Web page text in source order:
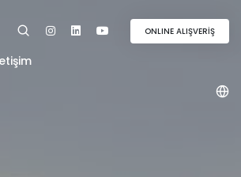
ONLINE ALIŞVERİŞ